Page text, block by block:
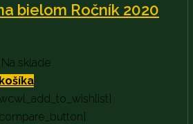
bielom Ročník 2020
Na sklade